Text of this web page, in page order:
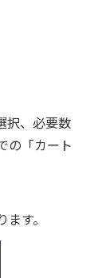
択、必要数
の「カート
す。